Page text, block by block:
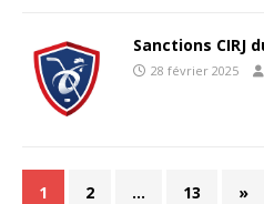
Sanctions CIRJ
28 février 2025
1 2 … 13 »